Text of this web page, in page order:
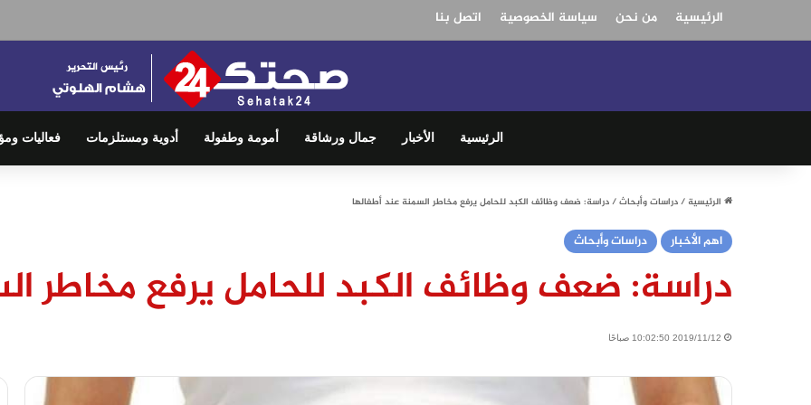
الرئيسية من نحن سياسة الخصوصية اتصل بنا
الرئيسية الأخبار جمال ورشاقة أمومة وطفولة أدوية ومستلزمات فعاليات
الرئيسية/دراسات وأبحاث/دراسة: ضعف وظائف الكبد للحامل يرفع مخاطر السمنة عند أطفالها
اهم الأخبار دراسات وأبحاث
دراسة: ضعف وظائف الكبد للحامل يرفع مخاطر
2019/11/12 10:02:50 صباحًا